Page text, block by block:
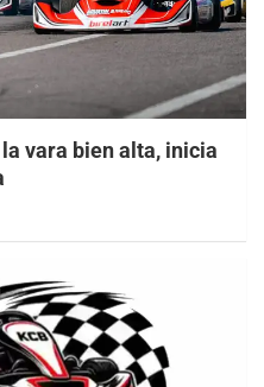
la vara bien alta, inicia